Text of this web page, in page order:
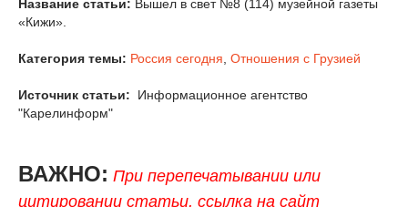
Название статьи: Вышел в свет №8 (114) музейной газеты
«Кижи».
Категория темы: Россия сегодня Отношения с Грузией
Источник статьи:
Информационное агентство
"Карелинформ"
ВАЖНО: При перепечатывании или
цитировании статьи, ссылка на сайт